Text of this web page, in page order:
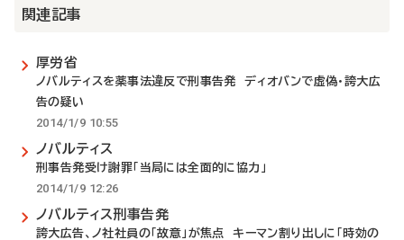
関連記事
厚労省
ノバルティスを薬事法違反で刑事告発 ディオバンで虚偽・誇大広
告の疑い
2014/1/9 10:55
ノバルティス
刑事告発受け謝罪「当局には全面的に協力」
2014/1/9 12:26
ノバルティス刑事告発
誇大広告、ノ社社員の「故意」が焦点 キーマン割り出しに「時効の